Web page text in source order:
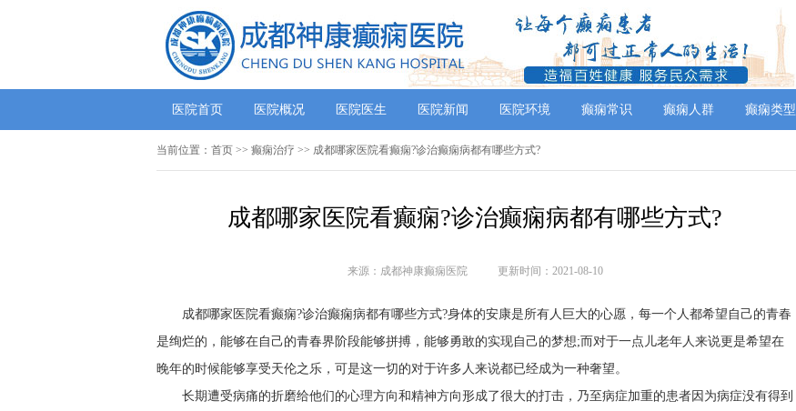
医院首页 医院概况 医院医生 医院新闻 医院环境 癫痫常识 癫痫人群 癫痫类型
当前位置： 首页 >> 癫痫治疗 >> 成都哪家医院看癫痫?诊治癫痫病都有哪些方式?
成都哪家医院看癫痫?诊治癫痫病都有哪些方式?
来源：成都神康癫痫医院 更新时间：2021-08-10
成都哪家医院看癫痫?诊治癫痫病都有哪些方式?身体的安康是所有人巨大的心愿，每一个人都希望自己的青春
是绚烂的，能够在自己的青春界阶段能够拼搏，能够勇敢的实现自己的梦想;而对于一点儿老年人来说更是希望在
晚年的时候能够享受天伦之乐，可是这一切的对于许多人来说都已经成为一种奢望。
长期遭受病痛的折磨给他们的心理方向和精神方向形成了很大的打击，乃至病症加重的患者因为病症没有得到